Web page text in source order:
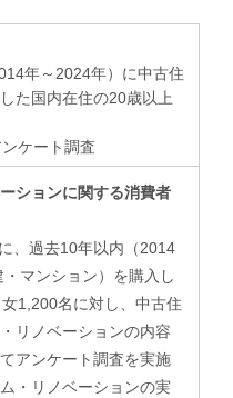
年～2024年）に中古住
た国内在住の20歳以上
ケート調査
ションに関する消費者
、過去10年以内（2014
マンション）を購入し
1,200名に対し、中古住
リノベーションの内容
アンケート調査を実施
・リノベーションの実